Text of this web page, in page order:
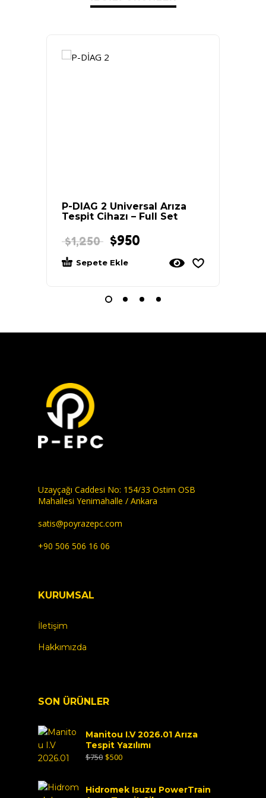
P-DIAG 2 Universal Arıza
Tespit Cihazı – Full Set
$1,250 $950
Sepete Ekle
Uzayçağı Caddesi No: 154/33 Ostim OSB
Mahallesi Yenimahalle / Ankara
satis@poyrazepc.com
+90 506 506 16 06
KURUMSAL
İletişim
Hakkımızda
SON ÜRÜNLER
Manitou I.V 2026.01 Arıza
Tespit Yazılımı
$750 $500
Hidromek Isuzu PowerTrain